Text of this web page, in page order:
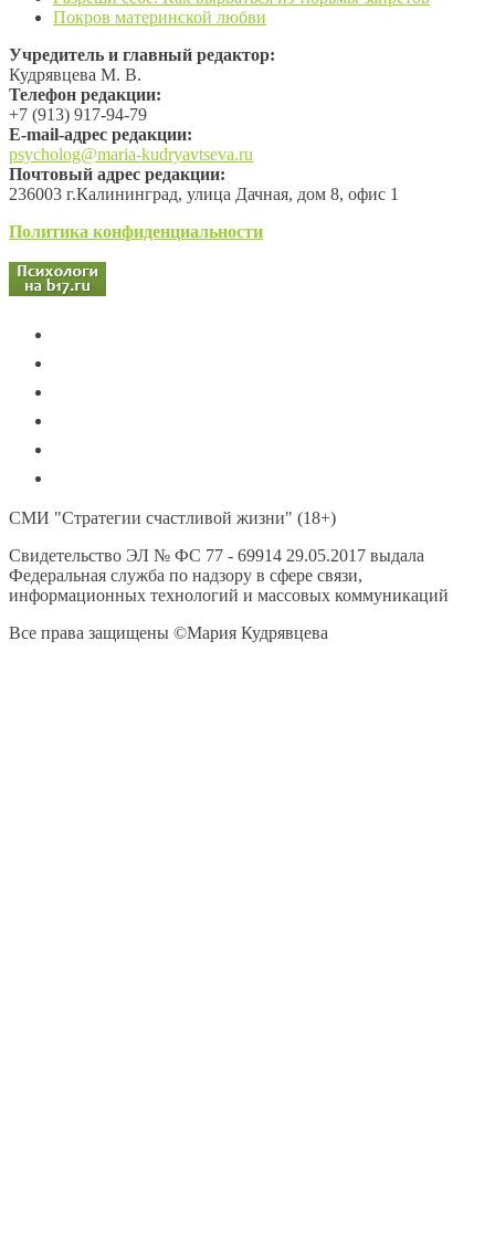
Покров материнской любви
Учредитель и главный редактор:
Кудрявцева М. В.
Телефон редакции:
+7 (913) 917-94-79
Е-mail-адрес редакции:
psycholog@maria-kudryavtseva.ru
Почтовый адрес редакции:
236003 г.Калининград, улица Дачная, дом 8, офис 1
Политика конфиденциальности
СМИ "Стратегии счастливой жизни" (18+)
Свидетельство ЭЛ № ФС 77 - 69914 29.05.2017 выдала
Федеральная служба по надзору в сфере связи,
информационных технологий и массовых коммуникаций
Все права защищены ©Мария Кудрявцева